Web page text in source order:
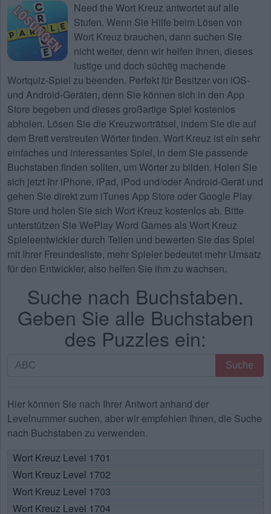
Need the Wort Kreuz antwortet auf alle
Stufen. Wenn Sie Hilfe beim Lösen von
Wort Kreuz brauchen, dann suchen Sie
nicht weiter, denn wir helfen Ihnen, dieses
lustige und doch süchtig machende
Wortquiz-Spiel zu beenden. Perfekt für Besitzer von iOS-
und Android-Geräten, denn Sie können sich in den App
Store begeben und dieses großartige Spiel kostenlos
abholen. Lösen Sie die Kreuzworträtsel, indem Sie die auf
dem Brett verstreuten Wörter finden. Wort Kreuz ist ein sehr
einfaches und interessantes Spiel, in dem Sie passende
Buchstaben finden sollten, um Wörter zu bilden. Holen Sie
sich jetzt Ihr iPhone, iPad, iPod und/oder Android-Gerät und
gehen Sie direkt zum iTunes App Store oder Google Play
Store und holen Sie sich Wort Kreuz kostenlos ab. Bitte
unterstützen Sie WePlay Word Games als Wort Kreuz
Spieleentwickler durch Teilen und bewerten Sie das Spiel
mit Ihrer Freundesliste, mehr Spieler bedeutet mehr Umsatz
für den Entwickler, also helfen Sie ihm zu wachsen.
Suche nach Buchstaben.
Geben Sie alle Buchstaben
des Puzzles ein:
Suche
Geben
Sie
alle
des
Puzzles
ein:
Suche
Hier können Sie nach Ihrer Antwort anhand der
Levelnummer suchen, aber wir empfehlen Ihnen, die Suche
nach Buchstaben zu verwenden.
Wort Kreuz Level 1701
Wort Kreuz Level 1702
Wort Kreuz Level 1703
Wort Kreuz Level 1704